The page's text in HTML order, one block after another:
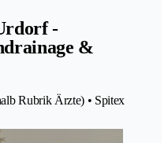
-
&
Rubrik Ärzte) • Spitex